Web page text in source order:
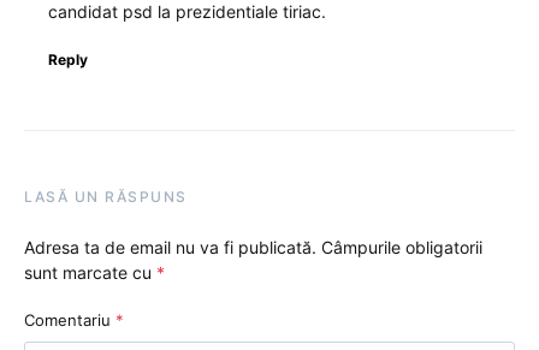
candidat psd la prezidentiale tiriac.
Reply
LASĂ UN RĂSPUNS
Adresa ta de email nu va fi publicată. Câmpurile obligatorii
sunt marcate cu *
Comentariu *